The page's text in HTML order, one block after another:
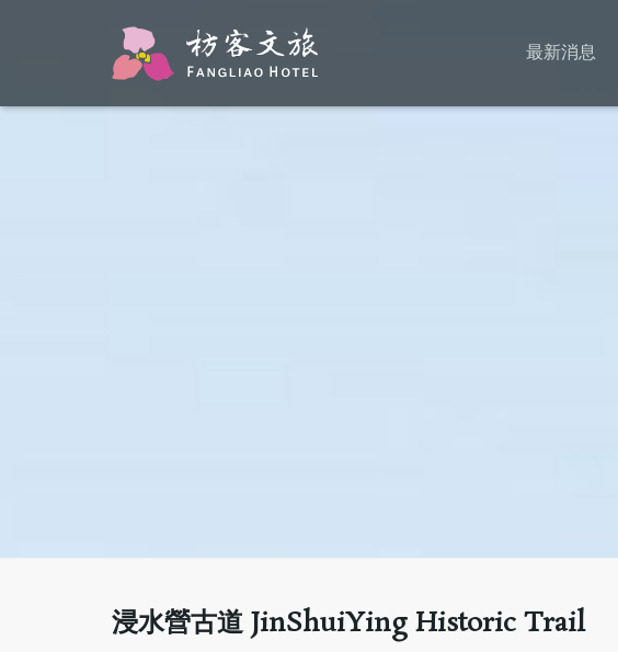
最新消息
浸水營古道 JinShuiYing Historic Trail